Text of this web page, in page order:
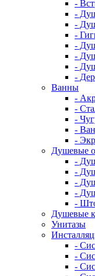
-
-
-
-
-
-
-
-
Ванны
-
-
-
-
-
Душевые
-
-
-
-
-
Душевые
Унитазы
-
-
-